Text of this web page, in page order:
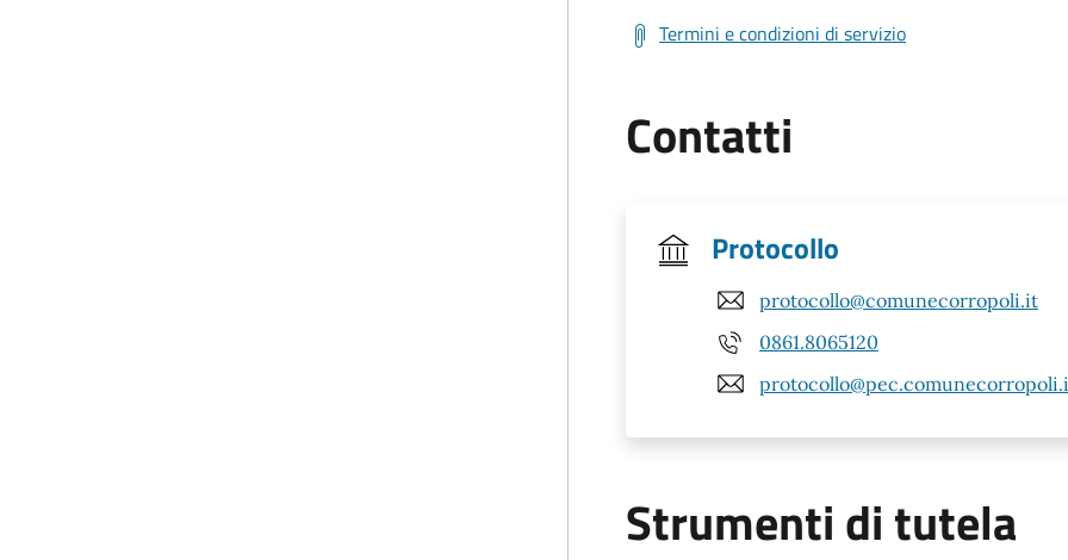
Termini e condizioni di servizio
Contatti
Protocollo
protocollo@comunecorropoli.it
0861.8065120
Strumenti di tutela